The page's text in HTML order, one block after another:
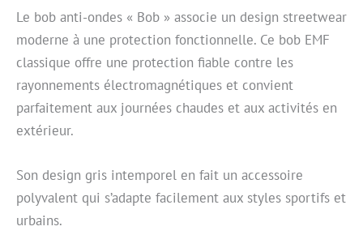
Le bob anti-ondes « Bob » associe un design streetwear
moderne à une protection fonctionnelle. Ce bob EMF
classique offre une protection fiable contre les
rayonnements électromagnétiques et convient
parfaitement aux journées chaudes et aux activités en
extérieur.
Son design gris intemporel en fait un accessoire
polyvalent qui s’adapte facilement aux styles sportifs et
urbains.